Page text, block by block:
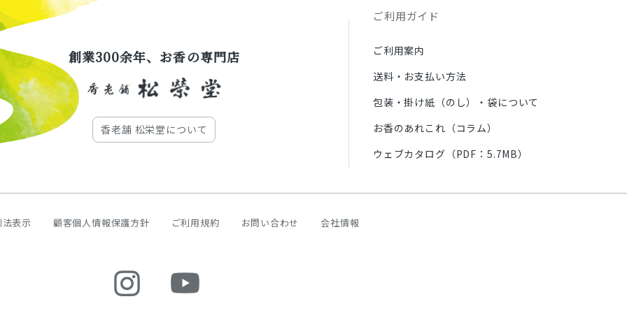
創業300余年、お香の専門店
香老舗 松栄堂について
ご利用ガイド
ご利用案内
送料・お支払い方法
包装・掛け紙（のし）・袋について
お香のあれこれ（コラム）
ウェブカタログ（PDF：5.7MB）
表示 顧客個人情報保護方針 ご利用規約 お問い合わせ 会社情報